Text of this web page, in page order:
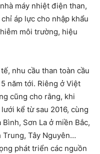
máy nhiệt điện than,
áp lực cho nhập khẩu
môi trường, hiệu
nhu cầu than toàn cầu
năm tới. Riêng ở Việt
cũng cho rằng, khi
kể từ sau 2016, cùng
Sơn La ở miền Bắc,
Tây Nguyên…
phát triển các nguồn